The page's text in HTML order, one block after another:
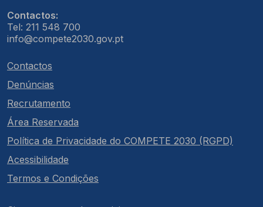
Contactos:
Tel: 211 548 700
info@compete2030.gov.pt
Contactos
Denúncias
Recrutamento
Área Reservada
Política de Privacidade do COMPETE 2030 (RGPD)
Acessibilidade
Termos e Condições